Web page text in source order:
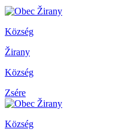
Község
Žirany
Község
Zsére
Község